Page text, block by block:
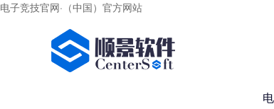
电子竞技官网·（中国）官方网站